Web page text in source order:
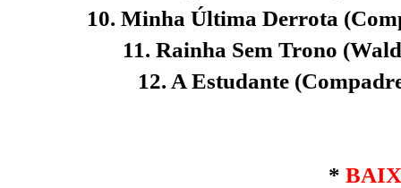
10. Minha Última Derrota
11. Rainha Sem Trono
12. A Estudante
*